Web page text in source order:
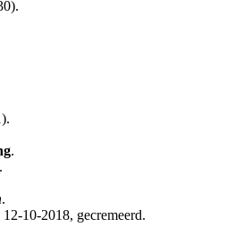
.
.
10-2018, gecremeerd.